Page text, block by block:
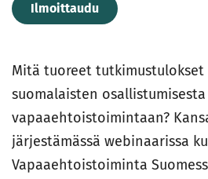
Ilmoittaudu
Mitä tuoreet
suomalaisten osallistumisesta
vapaaehtoistoimintaan?
järjestämässä webinaarissa
Vapaaehtoistoiminta